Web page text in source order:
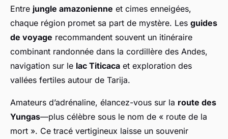
Entre jungle amazonienne et cimes enneigées,
chaque région promet sa part de mystère. Les guides
de voyage recommandent souvent un itinéraire
combinant randonnée dans la cordillère des Andes,
navigation sur le lac Titicaca et exploration des
vallées fertiles autour de Tarija.
Amateurs d’adrénaline, élancez-vous sur la route des
Yungas—plus célèbre sous le nom de « route de la
mort ». Ce tracé vertigineux laisse un souvenir